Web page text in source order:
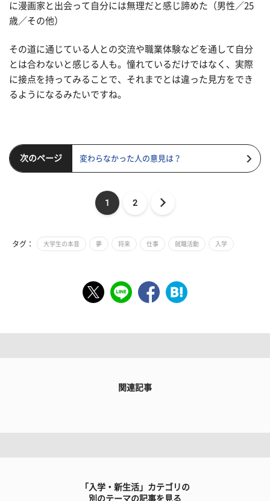
に漫画家と出会って自分には無理だと感じ諦めた（男性／25
歳／その他）
その道に通じている人との交流や職業体験などを通して自分
とは合わないと感じる人も。憧れているだけではなく、実際
に接点を持ってみることで、それまでとは違った見方をでき
るようになるみたいですね。
次のページ 変わらなかった人の意見は？
1 2
タグ： 大学生の本音 夢 将来 仕事 就職活動 入学
関連記事
「入学・新生活」カテゴリの
別のテーマの記事を見る